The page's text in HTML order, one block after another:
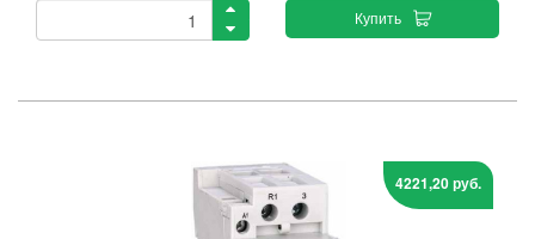
Купить
4221,20 руб.